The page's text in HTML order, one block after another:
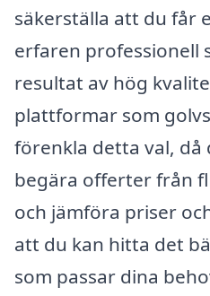
säkerställa att du får
erfaren professionell
resultat av hög
plattformar som
förenkla detta val, då
begära offerter från
och jämföra priser
att du kan hitta det
som passar dina